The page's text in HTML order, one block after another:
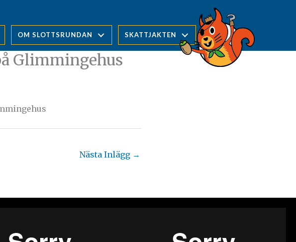
OM SLOTTSRUNDAN SKATTJAKTEN
Glimmingehus
Nästa Inlägg →